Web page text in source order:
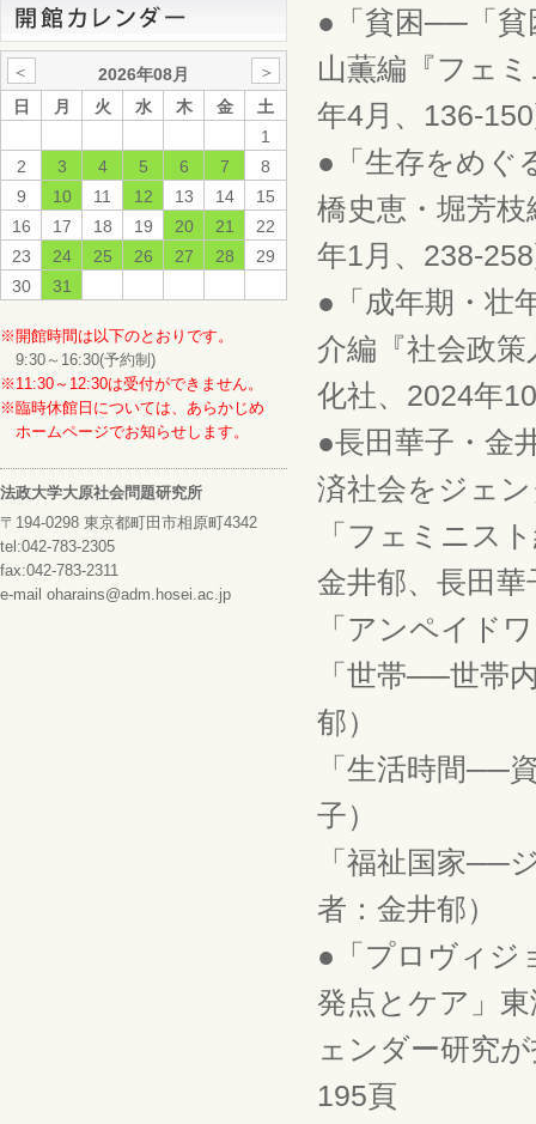
＜ 2026年08月
＞
日
月 火 水 木 金
土
1
2
3 4 5 6 7
8
9
10 11 12 13 14
15
16
17 18 19 20 21
22
23
24 25 26 27 28
29
30
31
※開館時間は以下のとおりです。
9:30～16:30(予約制)
※11:30～12:30は受付ができません。
※臨時休館日については、あらかじめ
ホームページでお知らせします。
法政大学大原社会問題研究所
〒194-0298 東京都町田市相原町4342
tel:042-783-2305
fax:042-783-2311
e-mail oharains@adm.hosei.ac.jp
●「貧困──「貧
山薫編『フェ
年4月、136-
●「生存をめ
橋史恵・堀芳
年1月、238-
●「成年期・壮
介編『社会政
化社、2024年
●長田華子・金
済社会をジェ
「フェミニス
金井郁、長田
「アンペイド
「世帯──世帯
郁）
「生活時間──
子）
「福祉国家──
者：金井郁）
●「プロヴィ
発点とケア」
ェンダー研究
195頁